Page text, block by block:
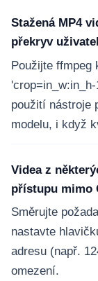
Stažená MP4
překryv
Použijte ffmpeg
použití nástroje
modelu, i když
Videa z
přístupu mimo
Směrujte
nastavte
adresu (např.
omezení.